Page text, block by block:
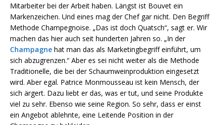
Mitarbeiter bei der Arbeit haben. Längst ist Bouvet ein
Markenzeichen. Und eines mag der Chef gar nicht. Den Begriff
Methode Champegnoise. „Das ist doch Quatsch“, sagt er. Wir
machen das hier auch seit hunderten Jahren so. „In der
Champagne hat man das als Marketingbegriff einführt, um
sich abzugrenzen.“ Aber es sei nicht weiter als die Methode
Traditionelle, die bei der Schaumweinproduktion eingesetzt
wird. Aber egal. Patrice Monmousseau ist kein Mensch, der
sich ärgert. Dazu liebt er das, was er tut, und seine Produkte
viel zu sehr. Ebenso wie seine Region. So sehr, dass er einst
ein Angebot ablehnte, eine Leitende Position in der